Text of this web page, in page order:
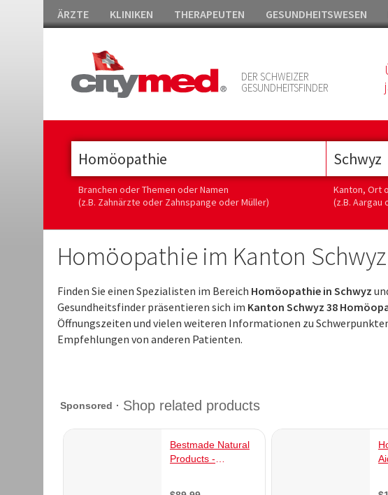
ÄRZTE KLINIKEN THERAPEUTEN GESUNDHEITSWESEN
DER SCHWEIZER
GESUNDHEITSFINDER
Branchen oder Themen oder Namen
(z.B. Zahnärzte oder Zahnspange oder Müller)
Kanton, Ort
(z.B. Aargau
Homöopathie im Kanton Schwyz
Finden Sie einen Spezialisten im Bereich Homöopathie in Schwyz
Gesundheitsfinder präsentieren sich im Kanton Schwyz 38
Öffnungszeiten und vielen weiteren Informationen zu
Empfehlungen von anderen Patienten.